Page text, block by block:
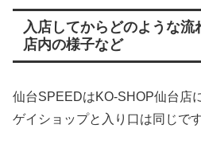
入店してからどのような流
店内の様子など
仙台SPEEDはKO-SHOP仙台店
ゲイショップと入り口は同じです